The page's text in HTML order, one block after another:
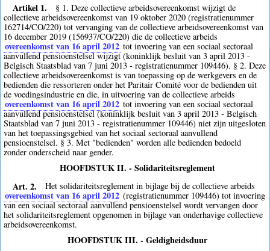
Artikel 1.
§ 1. Deze collectieve arbeidsovereenkomst wijzigt de
collectieve arbeidsovereenkomst van 19 oktober 2020 (registratienummer
162714/CO/220) tot vervanging van de collectieve arbeidsovereenkomst van
16 december 2019 (156937/CO/220) die de collectieve arbeids
overeenkomst van 16 april 2012 tot invoering van een sociaal sectoraal
aanvullend pensioenstelsel wijzigt (koninklijk besluit van 3 april 2013 -
Belgisch Staatsblad van 7 juni 2013 - registratienummer 109446). § 2. Deze
collectieve arbeidsovereenkomst is van toepassing op de werkgevers en de
bedienden die ressorteren onder het Paritair Comité voor de bedienden uit
de voedingsindustrie en die, in uitvoering van de collectieve arbeids
overeenkomst van 16 april 2012 tot invoering van een sociaal sectoraal
aanvullend pensioenstelsel (koninklijk besluit van 3 april 2013 - Belgisch
Staatsblad van 7 juni 2013 - registratienummer 109446) niet zijn uitgesloten
van het toepassingsgebied van het sociaal sectoraal aanvullend
pensioenstelsel. § 3. Met "bedienden" worden alle bedienden bedoeld
zonder onderscheid naar gender.
HOOFDSTUK II. - Solidariteitsreglement
Art. 2.
Het solidariteitsreglement in bijlage bij de collectieve arbeids
overeenkomst van 16 april 2012 (registratienummer 109446) tot invoering
van een sociaal sectoraal aanvullend pensioenstelsel wordt vervangen door
het solidariteitsreglement opgenomen in bijlage van onderhavige collectieve
arbeidsovereenkomst.
HOOFDSTUK III. - Geldigheidsduur